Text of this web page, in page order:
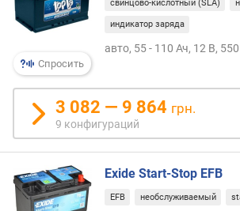
м
)
ш
и
р
и
н
а
м
м
Спросить
свинцово-кислотный (SLA)
индикатор заряда
авто, 55 - 110 Ач, 12 В,
3 082 — 9 864 грн.
9 конфигураций
Exide Start-Stop EFB
EFB необслуживаемый